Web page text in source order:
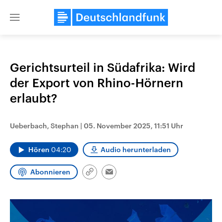
Close
Landtagswahl Sachsen-Anhalt
2026
September 2026 einen neuen
Landtag. Seit 2021 wird das
Bundesland von einer Koalition aus
gehören die Vereinigten
den mächtigsten Ländern
mit großem Einfluss auf
Gerichtsurteil in Südafrika: Wird
der Export von Rhino-Hörnern
erlaubt?
Ueberbach, Stephan | 05. November 2025, 11:51 Uhr
Hören 04:20 Audio herunterladen
Abonnieren
Link
Email